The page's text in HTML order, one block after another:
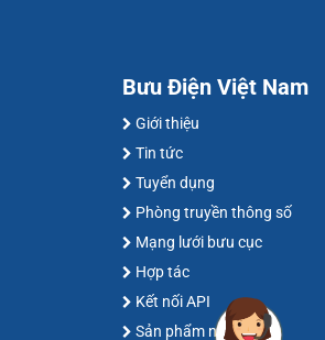
Bưu Điện Việt Nam
Giới thiệu
Tin tức
Tuyển dụng
Phòng truyền thông số
Mạng lưới bưu cục
Hợp tác
Kết nối API
Sản phẩm nổi bật